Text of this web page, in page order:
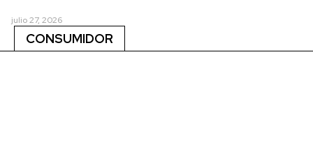
julio 27, 2026
CONSUMIDOR